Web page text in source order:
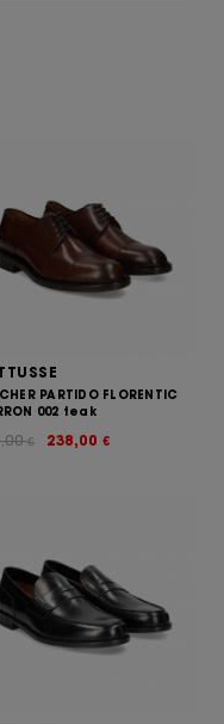
PARTIDO FLORENTIC
002 teak
238,00 €
€